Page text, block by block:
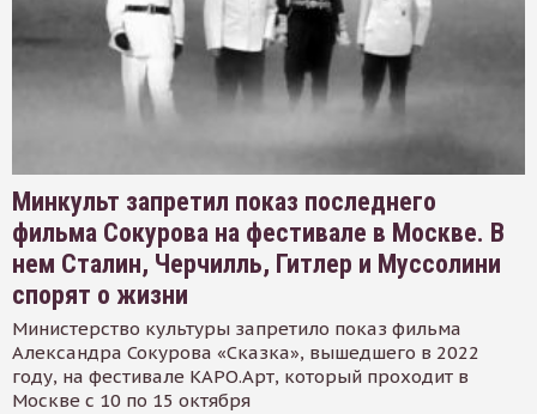
Минкульт запретил показ последнего
фильма Сокурова на фестивале в Москве. В
нем Сталин, Черчилль, Гитлер и Муссолини
спорят о жизни
Министерство культуры запретило показ фильма
Александра Сокурова «Сказка», вышедшего в 2022
году, на фестивале КАРО.Арт, который проходит в
Москве с 10 по 15 октября